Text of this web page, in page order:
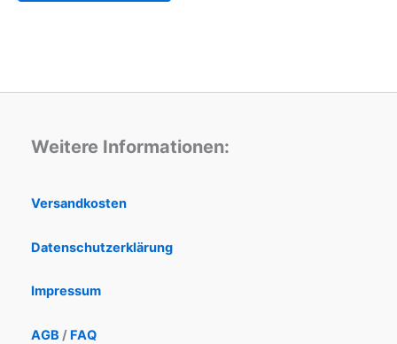
Weitere Informationen:
Versandkosten
Datenschutzerklärung
Impressum
AGB / FAQ